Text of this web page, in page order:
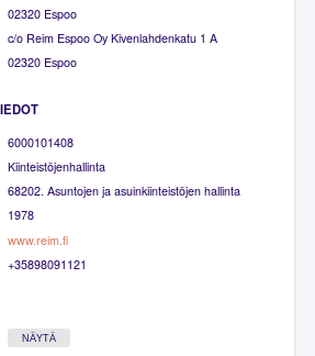
02320 Espoo
c/o Reim Espoo Oy Kivenlahdenkatu 1 A
02320 Espoo
6000101408
Kiinteistöjenhallinta
68202. Asuntojen ja asuinkiinteistöjen hallinta
1978
www.reim.fi
+35898091121
NÄYTÄ